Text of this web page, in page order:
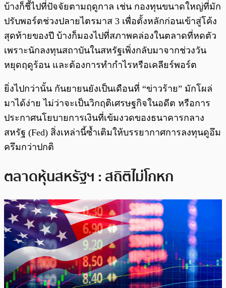
บ้างก็ชี้ไปที่ปัจจัยตามฤดูกาล เช่น กองทุนขนาดใหญ่ที่มัก
ปรับพอร์ตช่วงปลายไตรมาส 3 เพื่อตั้งหลักก่อนเข้าสู่โค้ง
สุดท้ายของปี บ้างก็มองไปที่สภาพคล่องในตลาดที่หดตัว
เพราะนักลงทุนสถาบันในสหรัฐเพิ่งกลับมาจากช่วงวัน
หยุดฤดูร้อน และต้องการทำกำไรหรือเคลียร์พอร์ต
ยิ่งไปกว่านั้น กันยายนยังเป็นเดือนที่ “ข่าวร้าย” มักโผล่
มาได้ง่าย ไม่ว่าจะเป็นวิกฤติเศรษฐกิจในอดีต หรือการ
ประกาศนโยบายการเงินที่เข้มงวดของธนาคารกลาง
สหรัฐ (Fed) สิ่งเหล่านี้ซ้ำเติมให้บรรยากาศการลงทุนดูอึม
ครึมกว่าปกติ
ตลาดหุ้นสหรัฐฯ : สถิติไม่โกหก